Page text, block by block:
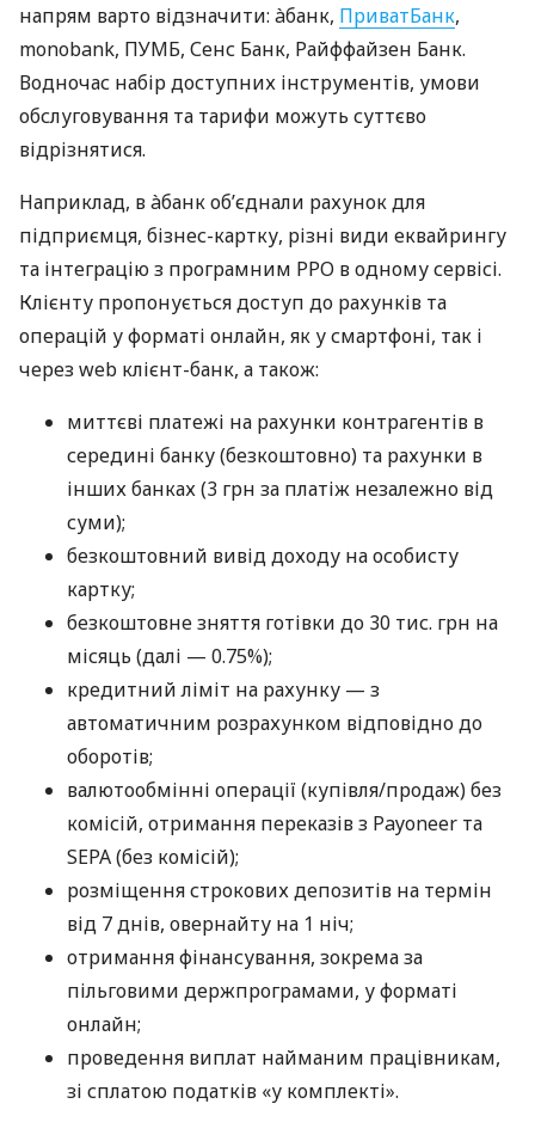
напрям варто відзначити: àбанк, ПриватБанк,
monobank, ПУМБ, Сенс Банк, Райффайзен Банк.
Водночас набір доступних інструментів, умови
обслуговування та тарифи можуть суттєво
відрізнятися.
Наприклад, в àбанк об’єднали рахунок для
підприємця, бізнес-картку, різні види еквайрингу
та інтеграцію з програмним РРО в одному сервісі.
Клієнту пропонується доступ до рахунків та
операцій у форматі онлайн, як у смартфоні, так і
через web клієнт-банк, а також:
миттєві платежі на рахунки контрагентів в
середині банку (безкоштовно) та рахунки в
інших банках (3 грн за платіж незалежно від
суми);
безкоштовний вивід доходу на особисту
картку;
безкоштовне зняття готівки до 30 тис. грн на
місяць (далі — 0.75%);
кредитний ліміт на рахунку — з
автоматичним розрахунком відповідно до
оборотів;
валютообмінні операції (купівля/продаж) без
комісій, отримання переказів з Payoneer та
SEPA (без комісій);
розміщення строкових депозитів на термін
від 7 днів, овернайту на 1 ніч;
отримання фінансування, зокрема за
пільговими держпрограмами, у форматі
онлайн;
проведення виплат найманим працівникам,
зі сплатою податків «у комплекті».